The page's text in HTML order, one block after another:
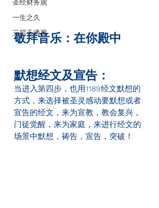
圣经财务观
一生之久
三层天透视
敬拜音乐：在你殿中
默想经文及宣告：
当进入第四步，也用1189经文默想的
方式，来选择被圣灵感动要默想或者
宣告的经文，来为宣教，教会复兴，
门徒觉醒，来为家庭，来进行经文的
场景中默想，祷告，宣告，突破！